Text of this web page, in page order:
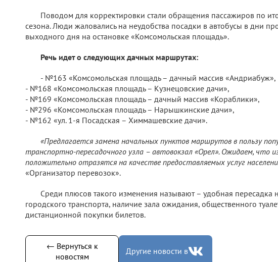
Поводом для корректировки стали обращения пассажиров по
сезона. Люди жаловались на неудобства посадки в автобусы в дни
выходного дня на остановке «Комсомольская площадь».
Речь идет о следующих дачных маршрутах:
- №163 «Комсомольская площадь – дачный массив «Андриабуж»,
- №168 «Комсомольская площадь – Кузнецовские дачи»,
- №169 «Комсомольская площадь – дачный массив «Кораблики»,
- №296 «Комсомольская площадь – Нарышкинские дачи»,
- №162 «ул. 1-я Посадская – Химмашевские дачи».
«Предлагается замена начальных пунктов маршрутов в пользу
транспортно-пересадочного узла – автовокзал «Орел». Ожидаем, что
положительно отразятся на качестве предоставляемых услуг
«Организатор перевозок».
Среди плюсов такого изменения называют – удобная пересадка
городского транспорта, наличие зала ожидания, общественного
дистанционной покупки билетов.
← Вернуться к
новостям
Другие новости в